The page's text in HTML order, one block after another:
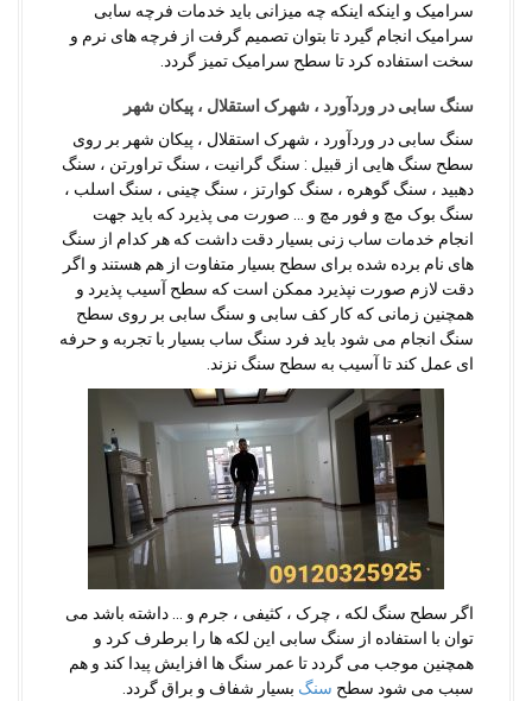
سرامیک و اینکه اینکه چه میزانی باید خدمات فرچه سابی
سرامیک انجام گیرد تا بتوان تصمیم گرفت از فرچه های نرم و
سخت استفاده کرد تا سطح سرامیک تمیز گردد.
سنگ سابی در وردآورد ، شهرک استقلال ، پیکان شهر
سنگ سابی در وردآورد ، شهرک استقلال ، پیکان شهر بر روی
سطح سنگ هایی از قبیل : سنگ گرانیت ، سنگ تراورتن ، سنگ
دهبید ، سنگ گوهره ، سنگ کوارتز ، سنگ چینی ، سنگ اسلب ،
سنگ بوک مچ و فور مچ و … صورت می پذیرد که باید جهت
انجام خدمات ساب زنی بسیار دقت داشت که هر کدام از سنگ
های نام برده شده برای سطح بسیار متفاوت از هم هستند و اگر
دقت لازم صورت نپذیرد ممکن است که سطح آسیب پذیرد و
همچنین زمانی که کار کف سابی و سنگ سابی بر روی سطح
سنگ انجام می شود باید فرد سنگ ساب بسیار با تجربه و حرفه
ای عمل کند تا آسیب به سطح سنگ نزند.
اگر سطح سنگ لکه ، چرک ، کثیفی ، جرم و … داشته باشد می
توان با استفاده از سنگ سابی این لکه ها را برطرف کرد و
همچنین موجب می گردد تا عمر سنگ ها افزایش پیدا کند و هم
سبب می شود سطح سنگ بسیار شفاف و براق گردد.